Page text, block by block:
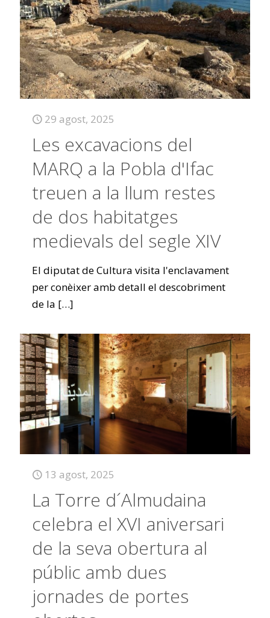
29 agost, 2025
Les excavacions del
MARQ a la Pobla d'Ifac
treuen a la llum restes
de dos habitatges
medievals del segle XIV
El diputat de Cultura visita l'enclavament
per conèixer amb detall el descobriment
de la […]
13 agost, 2025
La Torre d´Almudaina
celebra el XVI aniversari
de la seva obertura al
públic amb dues
jornades de portes